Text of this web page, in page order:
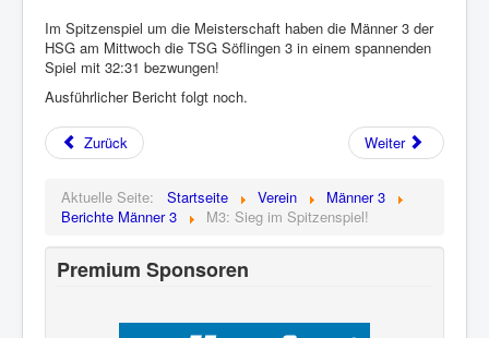
Im Spitzenspiel um die Meisterschaft haben die Männer 3 der
HSG am Mittwoch die TSG Söflingen 3 in einem spannenden
Spiel mit 32:31 bezwungen!
Ausführlicher Bericht folgt noch.
Zurück Weiter
Aktuelle Seite: Startseite Verein
Männer 3
Berichte Männer 3
M3: Sieg im Spitzenspiel!
Premium Sponsoren